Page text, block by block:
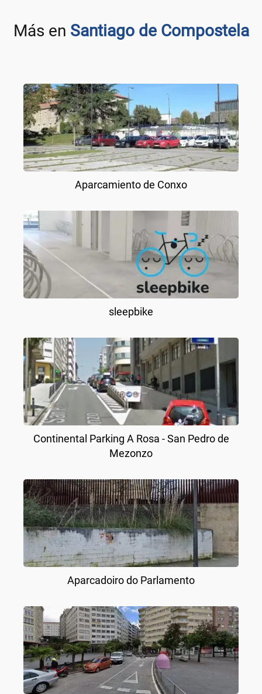
Más en Santiago de Compostela
Aparcamiento de Conxo
sleepbike
Continental Parking A Rosa - San Pedro de
Mezonzo
Aparcadoiro do Parlamento